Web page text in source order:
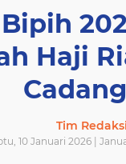
Haji
Tim Redaksi
10 Januari 2026 |